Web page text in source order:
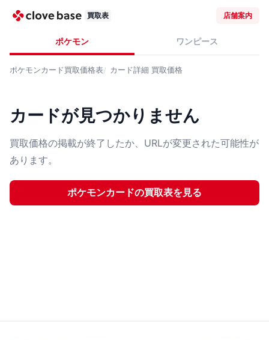
買取表 店舗案内
ポケモン ワンピース
ポケモンカード買取価格表 カード詳細 買取価格
カードが見つかりません
買取価格の掲載が終了したか、URLが変更された可能性が
あります。
ポケモンカードの買取表を見る